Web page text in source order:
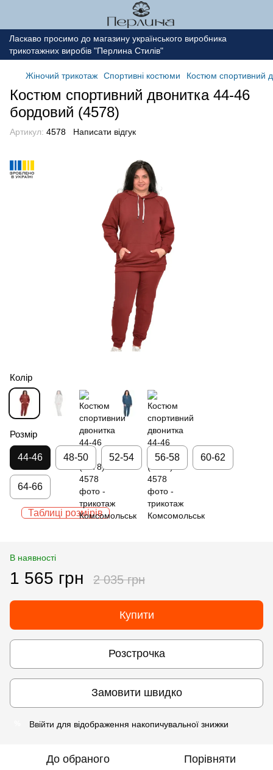
Ласкаво просимо до магазину українського виробника
трикотажних виробів "Перлина Стилів"
Жіночий трикотаж Спортивні костюми Костюм спортивний
Костюм спортивний двонитка 44-46
бордовий (4578)
Артикул: 4578 Написати відгук
Колір
Розмір
44-46 48-50 52-54 56-58 60-62
64-66
Таблиці розмірів
В наявності
1 565 грн 2 035 грн
Купити
Розстрочка
Замовити швидко
Ввійти для відображення накопичувальної знижки
До обраного Порівняти